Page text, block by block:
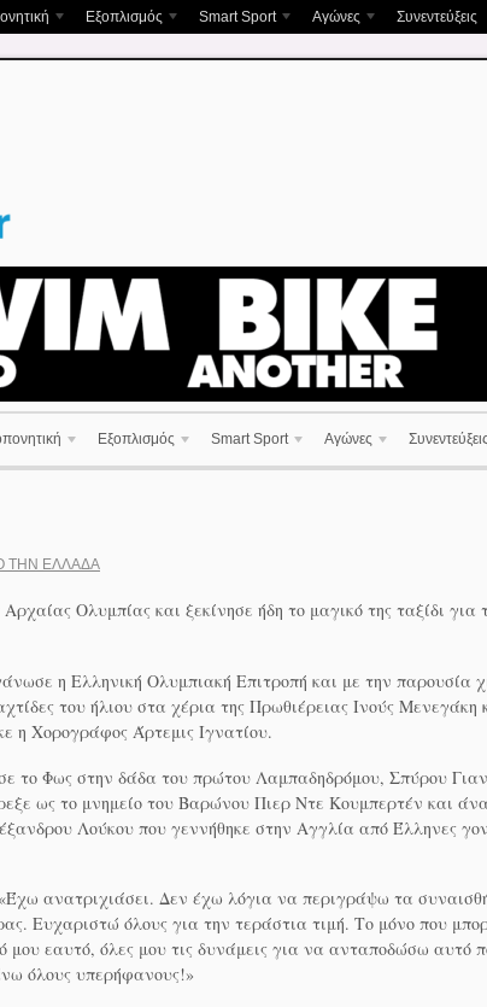
Εξοπλισμός Smart Sport Αγώνες Συνεντεύξεις
Εξοπλισμός Smart Sport Αγώνες Συνεντεύξεις
ΤΗΝ ΕΛΛΆΔΑ
Ολυμπίας και ξεκίνησε ήδη το μαγικό της ταξίδι για
η Ελληνική Ολυμπιακή Επιτροπή και με την παρουσία
του ήλιου στα χέρια της Πρωθιέρειας Ινούς Μενεγάκη
η Χορογράφος Άρτεμις Ιγνατίου.
το Φως στην δάδα του πρώτου Λαμπαδηδρόμου, Σπύρου
ως το μνημείο του Βαρώνου Πιερ Ντε Κουμπερτέν και
Λούκου που γεννήθηκε στην Αγγλία από Έλληνες
ανατριχιάσει. Δεν έχω λόγια να περιγράψω τα
Ευχαριστώ όλους για την τεράστια τιμή. Το μόνο που
μου εαυτό, όλες μου τις δυνάμεις για να ανταποδώσω αυτό
όλους υπερήφανους!»